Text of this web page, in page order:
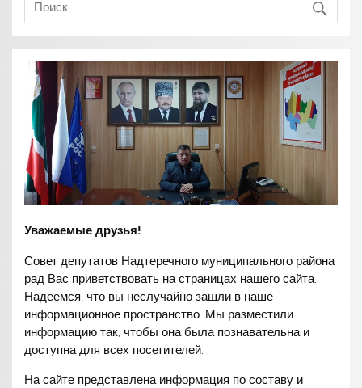
Уважаемые друзья!
Совет депутатов Надтеречного муниципального района
рад Вас приветствовать на страницах нашего сайта.
Надеемся, что вы неслучайно зашли в наше
информационное пространство. Мы разместили
информацию так, чтобы она была познавательна и
доступна для всех посетителей.
На сайте представлена информация по составу и